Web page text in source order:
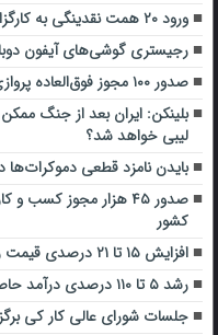
ورود ۲۰ همت نقدینگی به کارگزاری‌ها در هفته سوم مهرماه
رجیستری گوشی‌های آیفون
صدور ۱۰۰ مجوز فوق‌العاده پروازی برای مشهد
بلینکن: ایران بعد از جنگ
لیبی خواهد شد؟
بایدن نامزد قطعی دموکرات‌ها
صدور ۴۵ هزار مجوز کسب
کشور
افزایش ۱۵ تا ۲۱ درصدی قیمت روغن| کمبود نداریم
رشد ۵ تا ۱۱۰ درصدی درآمد حاصل از فروش بزرگان بورس
جلسات شورای عالی کار کی